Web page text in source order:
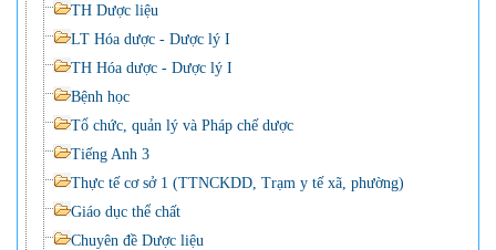
TH Dược liệu
LT Hóa dược - Dược lý I
TH Hóa dược - Dược lý I
Bệnh học
Tổ chức, quản lý và Pháp chế dược
Tiếng Anh 3
Thực tế cơ sở 1 (TTNCKDD, Trạm y tế xã, phường)
Giáo dục thể chất
Chuyên đề Dược liệu